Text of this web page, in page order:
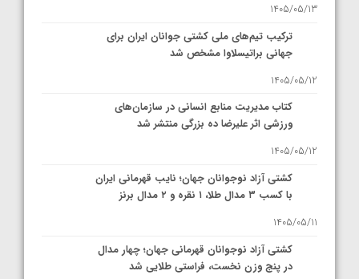
1405/05/13
ترکیب تیم‌های ملی کشتی جوانان ایران برای
جهانی براتیسلاوا مشخص شد
1405/05/12
کتاب مدیریت منابع انسانی در سازمان‌های
ورزشی اثر علیرضا ده بزرگی منتشر شد
1405/05/12
کشتی آزاد نوجوانان جهان؛ نایب قهرمانی ایران
با کسب ۳ مدال طلا، ۱ نقره و ۲ مدال برنز
1405/05/11
کشتی آزاد نوجوانان قهرمانی جهان؛ چهار مدال
در پنج وزن نخست، فراستی طلایی شد